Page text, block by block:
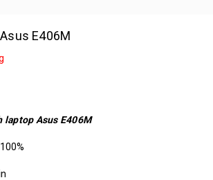
E406M
laptop Asus E406M